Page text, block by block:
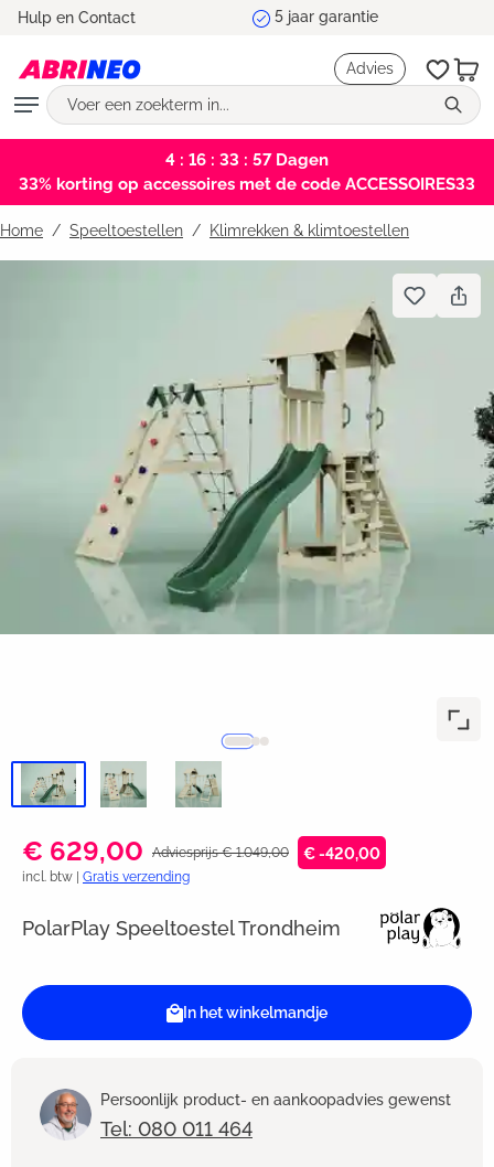
Hulp en Contact Marktleider en testwinnaar
Advies
4 : 16 : 33 : 56Dagen
33% korting op accessoires met de code ACCESSOIRES33
Home Speeltoestellen / Klimrekken & klimtoestellen
€ 629,00 Adviesprijs € 1.049,00 € -420,00
incl. btw | Gratis verzending
PolarPlay Speeltoestel Trondheim
In het winkelmandje
Persoonlijk product- en aankoopadvies gewenst
Tel: 080 011 464